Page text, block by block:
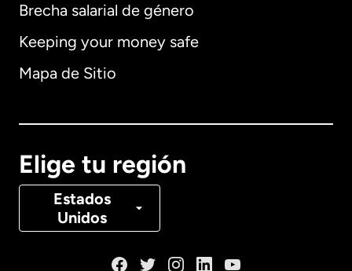
Brecha salarial de género
Keeping your money safe
Mapa de Sitio
Elige tu región
Estados
Unidos
Alemania
Canadá Français